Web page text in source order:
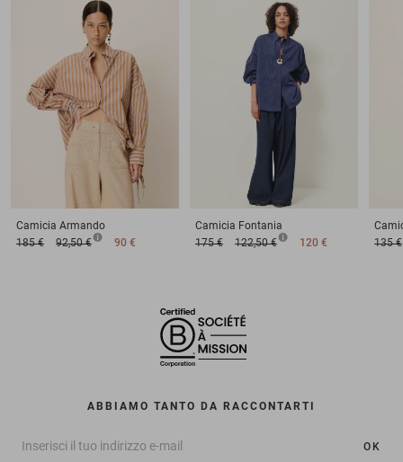
Camicia Armando
185 €
92,50 € 90 €
Camicia Fontania
175 €
122,50 € 120 €
135 €
ABBIAMO TANTO DA RACCONTARTI
OK